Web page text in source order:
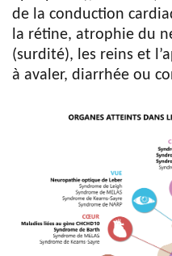
de la conduction
la rétine, atrophie du
(surdité), les reins et
à avaler, diarrhée ou